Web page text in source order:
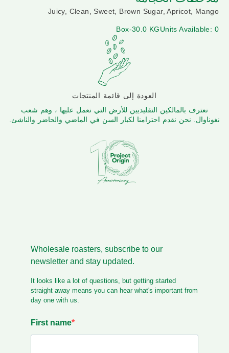
Juicy, Clean, Sweet, Brown Sugar, Apricot, Mango
Units Available: 0
Box-30.0 KG
العودة إلى قائمة المنتجات
نعترف بالمالكين التقليديين للأرض التي نعمل عليها ، وهم شعب
نغوناوال. نحن نقدم احترامنا لكبار السن في الماضي والحاضر والناشئ.